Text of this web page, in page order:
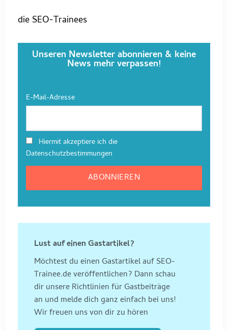
die SEO-Trainees
Unseren Newsletter abonnieren & keine
News mehr verpassen!
E-Mail-Adresse
Hiermit akzeptiere ich die
Datenschutzbestimmungen
Lust auf einen Gastartikel?
Möchtest du einen Gastartikel auf SEO-
Trainee.de veröffentlichen? Dann schau
dir unsere Richtlinien für Gastbeiträge
an und melde dich ganz einfach bei uns!
Wir freuen uns von dir zu hören